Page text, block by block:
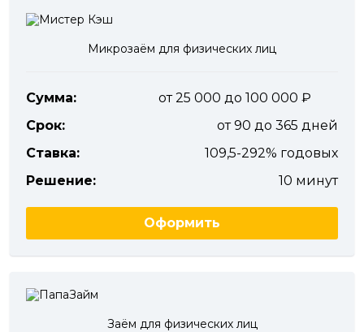
Микрозаём для физических лиц
Сумма:
от 25 000 до 100 000
Срок:
от 90 до 365 дней
Ставка:
109,5-292% годовых
Решение:
10 минут
Оформить
Заём для физических лиц